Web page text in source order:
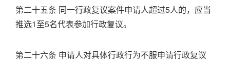
第二十五条 同一行政复议案件申请人超过5人的，应当
推选1至5名代表参加行政复议。
第二十六条 申请人对具体行政行为不服申请行政复议